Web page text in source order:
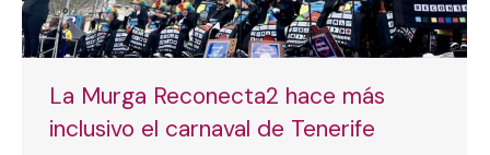
La Murga Reconecta2 hace más
inclusivo el carnaval de Tenerife